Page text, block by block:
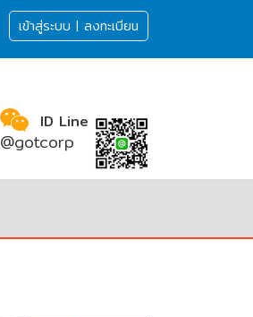
เข้าสู่ระบบ | ลงทะเบียน
ID Line
@gotcorp